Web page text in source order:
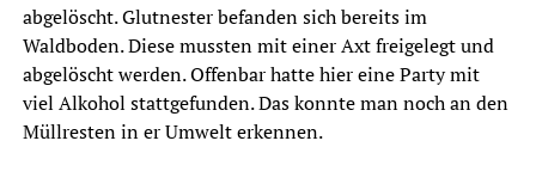
abgelöscht. Glutnester befanden sich bereits im
Waldboden. Diese mussten mit einer Axt freigelegt und
abgelöscht werden. Offenbar hatte hier eine Party mit
viel Alkohol stattgefunden. Das konnte man noch an den
Müllresten in er Umwelt erkennen.